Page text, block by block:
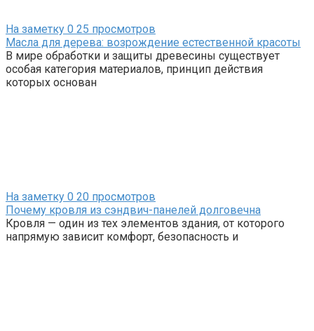
На заметку 0 25 просмотров
Масла для дерева: возрождение естественной красоты
В мире обработки и защиты древесины существует
особая категория материалов, принцип действия
которых основан
На заметку 0 20 просмотров
Почему кровля из сэндвич-панелей долговечна
Кровля — один из тех элементов здания, от которого
напрямую зависит комфорт, безопасность и